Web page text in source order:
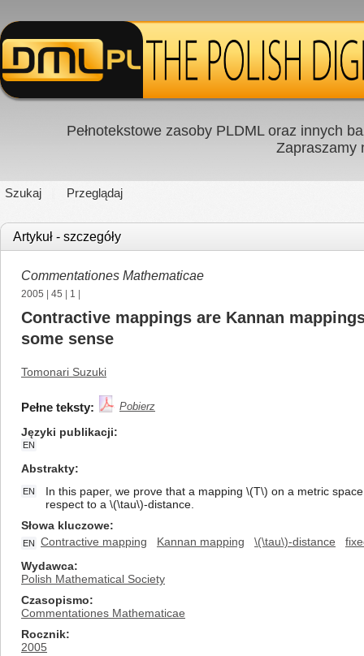
Pełnotekstowe zasoby PLDML oraz innych
Zapraszamy
Szukaj Przeglądaj
Artykuł - szczegóły
Commentationes Mathematicae
2005 45 1
Contractive mappings are Kannan
some sense
Tomonari Suzuki
Pełne teksty: Pobierz
Języki publikacji
EN
Abstrakty
EN
In this paper, we prove that a mapping \(T\) on a metric
respect to a \(\tau\)-distance.
Słowa kluczowe
EN Contractive mapping Kannan mapping \(\tau\)-distance
Wydawca
Polish Mathematical Society
Czasopismo
Commentationes Mathematicae
Rocznik
2005